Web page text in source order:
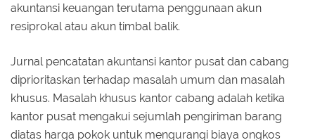
akuntansi keuangan terutama penggunaan akun
resiprokal atau akun timbal balik.
Jurnal pencatatan akuntansi kantor pusat dan cabang
diprioritaskan terhadap masalah umum dan masalah
khusus. Masalah khusus kantor cabang adalah ketika
kantor pusat mengakui sejumlah pengiriman barang
diatas harga pokok untuk mengurangi biaya ongkos